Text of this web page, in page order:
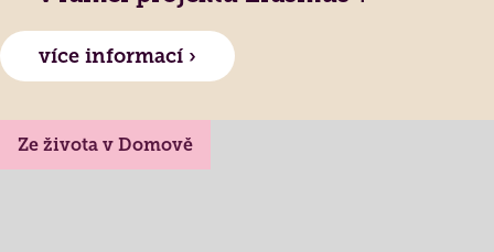
více informací ›
Ze života v Domově